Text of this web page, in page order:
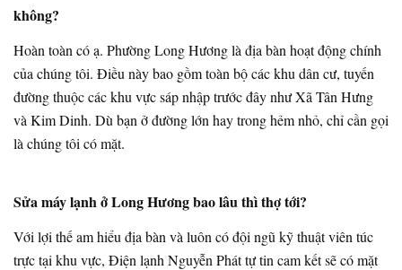
không?
Hoàn toàn có ạ. Phường Long Hương là địa bàn hoạt động chính
của chúng tôi. Điều này bao gồm toàn bộ các khu dân cư, tuyến
đường thuộc các khu vực sáp nhập trước đây như Xã Tân Hưng
và Kim Dinh. Dù bạn ở đường lớn hay trong hẻm nhỏ, chỉ cần gọi
là chúng tôi có mặt.
Sửa máy lạnh ở Long Hương bao lâu thì thợ tới?
Với lợi thế am hiểu địa bàn và luôn có đội ngũ kỹ thuật viên túc
trực tại khu vực, Điện lạnh Nguyễn Phát tự tin cam kết sẽ có mặt